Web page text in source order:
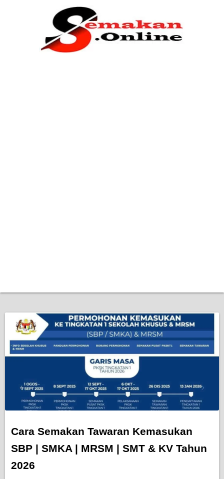
Cara Semakan Tawaran Kemasukan
SBP | SMKA | MRSM | SMT & KV Tahun
2026